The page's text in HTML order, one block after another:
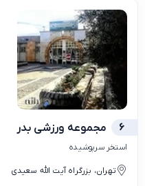
6 مجموعه ورزشی بدر
استخر سرپوشیده
تهران، بزرگراه آیت الله سعیدی